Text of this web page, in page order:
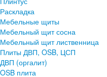
Раскладка
Мебельные щиты
Мебельный щит сосна
Мебельный щит лиственница
Плиты ДВП, OSB, ЦСП
ДВП (оргалит)
OSB плита